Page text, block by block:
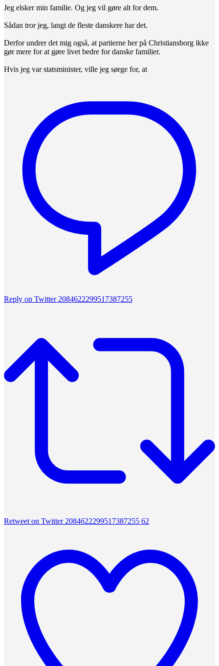
Jeg elsker min familie. Og jeg vil gøre alt for dem.
Sådan tror jeg, langt de fleste danskere har det.
Derfor undrer det mig også, at partierne her på Christiansborg ikke
gør mere for at gøre livet bedre for danske familier.
Hvis jeg var statsminister, ville jeg sørge for, at
Reply on Twitter 2084622299517387255
Retweet on Twitter 2084622299517387255 62